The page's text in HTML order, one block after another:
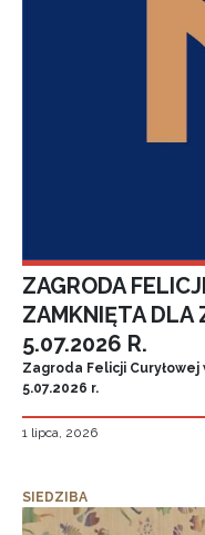
ZAGRODA
ZAMKNIĘTA DLA
5.07.2026 R.
Zagroda Felicji
5.07.2026 r.
1 lipca, 2026
SIEDZIBA